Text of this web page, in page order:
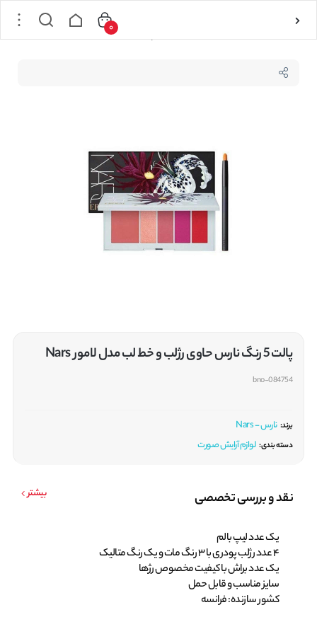
0
پالت 5 رنگ نارس حاوی رژلب و خط لب مدل لامور Nars
bno-084754
برند: نارس - Nars
دسته بندی: لوازم آرایش صورت
نقد و بررسی تخصصی بیشتر
یک عدد لیپ بالم
4 عدد رژلب پودری با 3 رنگ مات و یک رنگ متالیک
یک عدد براش با کیفیت مخصوص رژها
سایز مناسب و قابل حمل
کشور سازنده: فرانسه